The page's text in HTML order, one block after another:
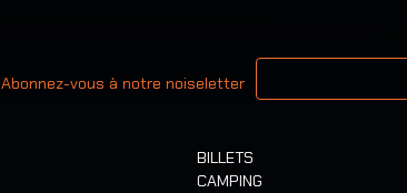
Abonnez-vous à notre noiseletter
Votre adresse email
BILLETS
CAMPING